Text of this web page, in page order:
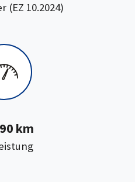
(EZ 10.2024)
:
km